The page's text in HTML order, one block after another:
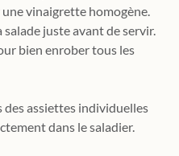
vinaigrette homogène.
juste avant de servir.
bien enrober tous les
des assiettes individuelles
dans le saladier.